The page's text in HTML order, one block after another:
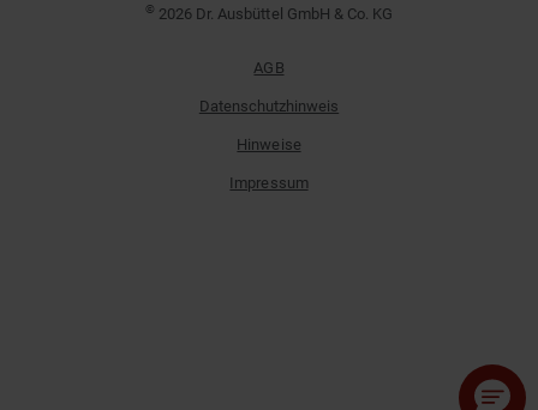
© 2026 Dr. Ausbüttel GmbH & Co. KG
AGB
Datenschutzhinweis
Hinweise
Impressum